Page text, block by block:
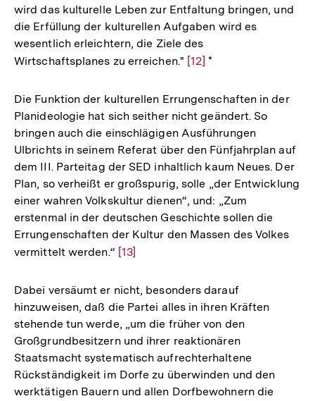
Auflösung
der
Fußnote
wird das kulturelle Leben zur Entfaltung bringen, und
die Erfüllung der kulturellen Aufgaben wird es
wesentlich erleichtern, die Ziele des
Wirtschaftsplanes zu erreichen." Zur
der
Fußnote
[12] *
Die Funktion der kulturellen Errungenschaften in der
Planideologie hat sich seither nicht geändert. So
bringen auch die einschlägigen Ausführungen
Ulbrichts in seinem Referat über den Fünfjahrplan auf
dem III. Parteitag der SED inhaltlich kaum Neues. Der
Plan, so verheißt er großspurig, solle „der Entwicklung
einer wahren Volkskultur dienen“, und: „Zum
erstenmal in der deutschen Geschichte sollen die
Errungenschaften der Kultur den Massen des Volkes
vermittelt werden.“ Zur
der
Fußnote
[13]
Dabei versäumt er nicht, besonders darauf
hinzuweisen, daß die Partei alles in ihren Kräften
stehende tun werde, „um die früher von den
Großgrundbesitzern und ihrer reaktionären
Staatsmacht systematisch aufrechterhaltene
Rückständigkeit im Dorfe zu überwinden und den
werktätigen Bauern und allen Dorfbewohnern die